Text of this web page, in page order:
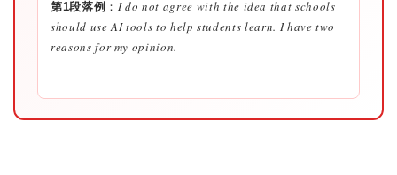
第1段落例 ： I do not agree with the idea that schools
should use AI tools to help students learn. I have two
reasons for my opinion.